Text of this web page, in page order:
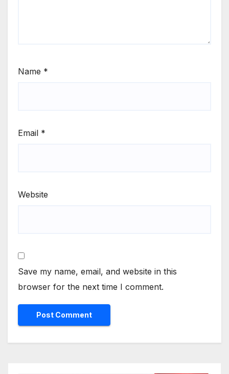
Name *
Email *
Website
Save my name, email, and website in this
browser for the next time I comment.